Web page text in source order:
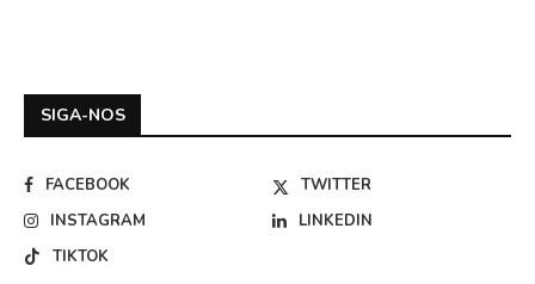
SIGA-NOS
FACEBOOK
TWITTER
INSTAGRAM
LINKEDIN
TIKTOK